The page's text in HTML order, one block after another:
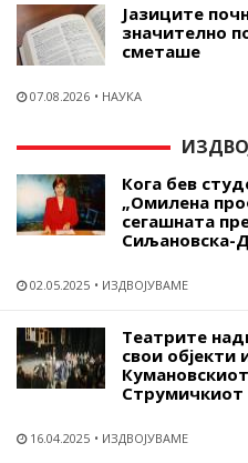
Јазиците
значително
сметаше
07.08.2026 НАУКА
Кога бев
„Омилена
сегашната
Сиљановска-
02.05.2025 ИЗДВОЈУВАМЕ
Театрите
свои објекти
Струмичкиот
16.04.2025 ИЗДВОЈУВАМЕ